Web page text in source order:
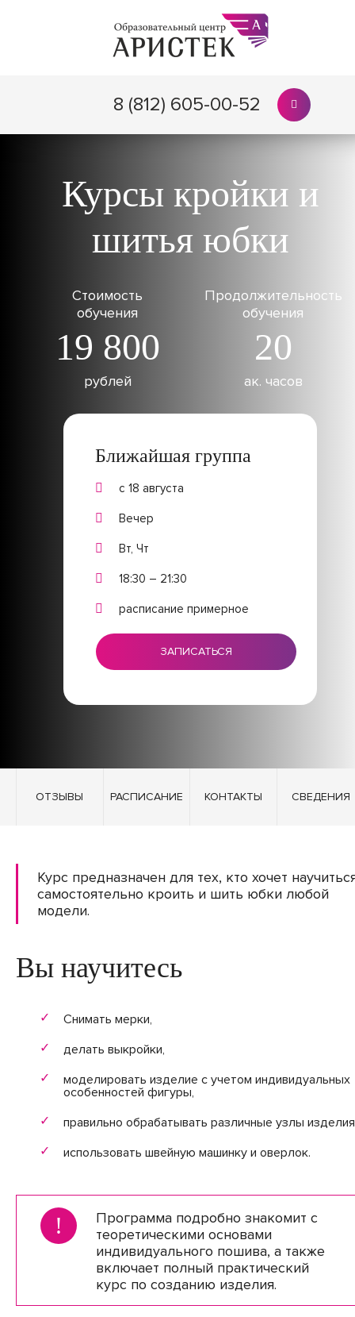
8 (812) 605-00-52
Курсы кройки и
шитья юбки
Стоимость
обучения
19 800
рублей
Продолжительность
обучения
20
ак. часов
Ближайшая группа
с 18 августа
Вечер
Вт, Чт
18:30 – 21:30
расписание примерное
ЗАПИСАТЬСЯ
ОТЗЫВЫ РАСПИСАНИЕ КОНТАКТЫ СВЕДЕНИЯ
Курс предназначен для тех, кто хочет
самостоятельно кроить и шить юбки любой
модели.
Вы научитесь
Снимать мерки,
делать выкройки,
моделировать изделие с учетом индивидуальных
особенностей фигуры,
правильно обрабатывать различные узлы
использовать швейную машинку и оверлок.
!
Программа подробно знакомит с
теоретическими основами
индивидуального пошива, а также
включает полный практический
курс по созданию изделия.